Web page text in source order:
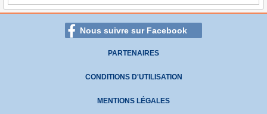
Nous suivre sur Facebook
PARTENAIRES
CONDITIONS D'UTILISATION
MENTIONS LÉGALES